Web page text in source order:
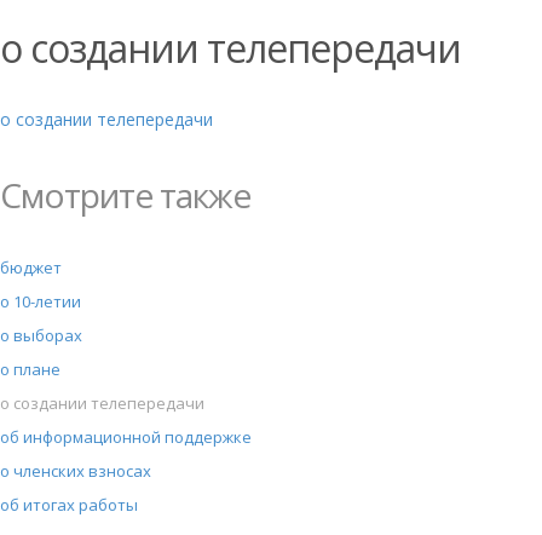
о создании телепередачи
о создании телепередачи
Смотрите также
бюджет
о 10-летии
о выборах
о плане
о создании телепередачи
об информационной поддержке
о членских взносах
об итогах работы